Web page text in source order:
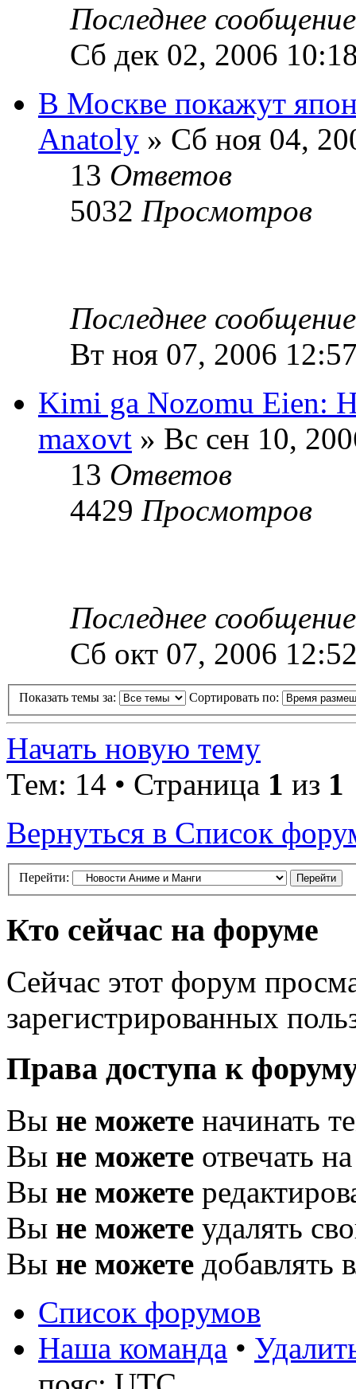
Последнее
Сб дек 02, 2006
В Москве покажут
Anatoly » Сб ноя 04,
13 Ответов
5032 Просмотров
Последнее
Вт ноя 07, 2006
Kimi ga Nozomu Eien:
maxovt » Вс сен 10,
13 Ответов
4429 Просмотров
Последнее
Сб окт 07, 2006
Показать темы за: Сортировать по:
Начать новую тему
Тем: 14 • Страница 1 из 1
Вернуться в Список
Перейти:
Кто сейчас на форуме
Сейчас этот форум
зарегистрированных
Права доступа к
Вы не можете начинать
Вы не можете отвечать
Вы не можете
Вы не можете удалять
Вы не можете добавлять
Список форумов
Наша команда •